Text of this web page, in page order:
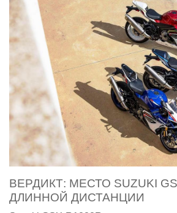
ВЕРДИКТ: МЕСТО SUZUKI
ДЛИННОЙ ДИСТАНЦИИ